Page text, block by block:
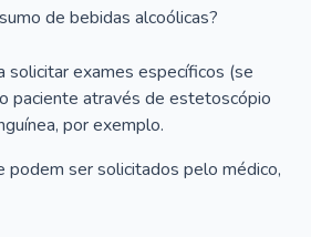
de bebidas alcoólicas?
solicitar exames específicos (se
paciente através de estetoscópio
por exemplo.
podem ser solicitados pelo médico,